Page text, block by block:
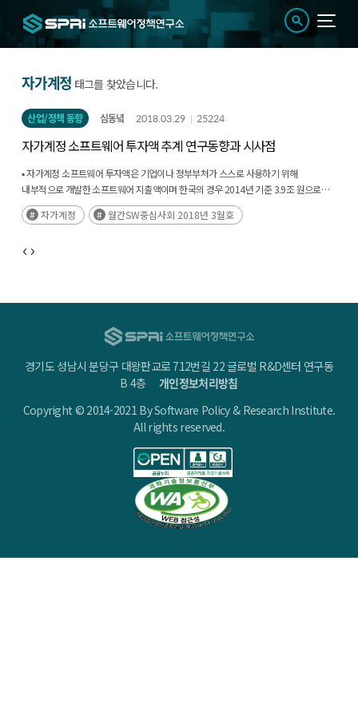
자가계정 태그를 찾았습니다.
산업/정책 동향 심동녘 2018.03.29 25224
자가계정 소프트웨어 투자액 추계 연구동향과 시사점
▪ 자가계정 소프트웨어 투자액은 기업이나 정부부처가 스스로 사용하기 위해
내부적으로 개발한 소프트웨어 지출액이며 한국의 경우 2014년 기준 3.9조 원으로
추계됨
▪ 산업별로는 제조업의 비중이 27.4%로 가장 높으며 국내 서비스 산업의 생산성
기술 기반을 확보해야 할 것으로 보임
자가계정 월간SW중심사회 2018년 3월호
경기도 성남시 분당구 대왕판교로 712번길 22 글로벌 R&D센터 연구동
B 4층개인정보처리방침
Copyright © 2014-2021 By Software Policy & Research Institute.
All rights reserved.